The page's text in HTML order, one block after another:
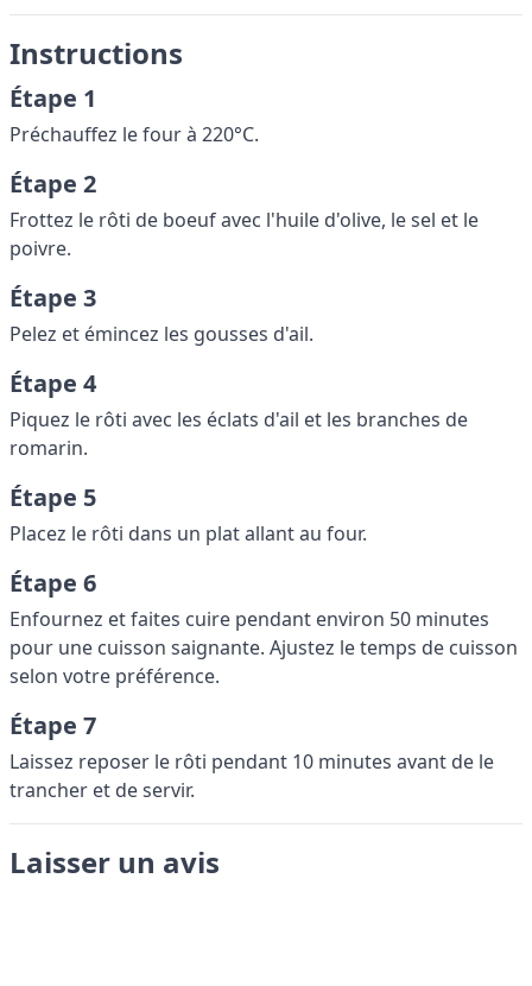
Instructions
Étape 1
Préchauffez le four à 220°C.
Étape 2
Frottez le rôti de boeuf avec l'huile d'olive, le sel et le
poivre.
Étape 3
Pelez et émincez les gousses d'ail.
Étape 4
Piquez le rôti avec les éclats d'ail et les branches de
romarin.
Étape 5
Placez le rôti dans un plat allant au four.
Étape 6
Enfournez et faites cuire pendant environ 50 minutes
pour une cuisson saignante. Ajustez le temps de cuisson
selon votre préférence.
Étape 7
Laissez reposer le rôti pendant 10 minutes avant de le
trancher et de servir.
Laisser un avis